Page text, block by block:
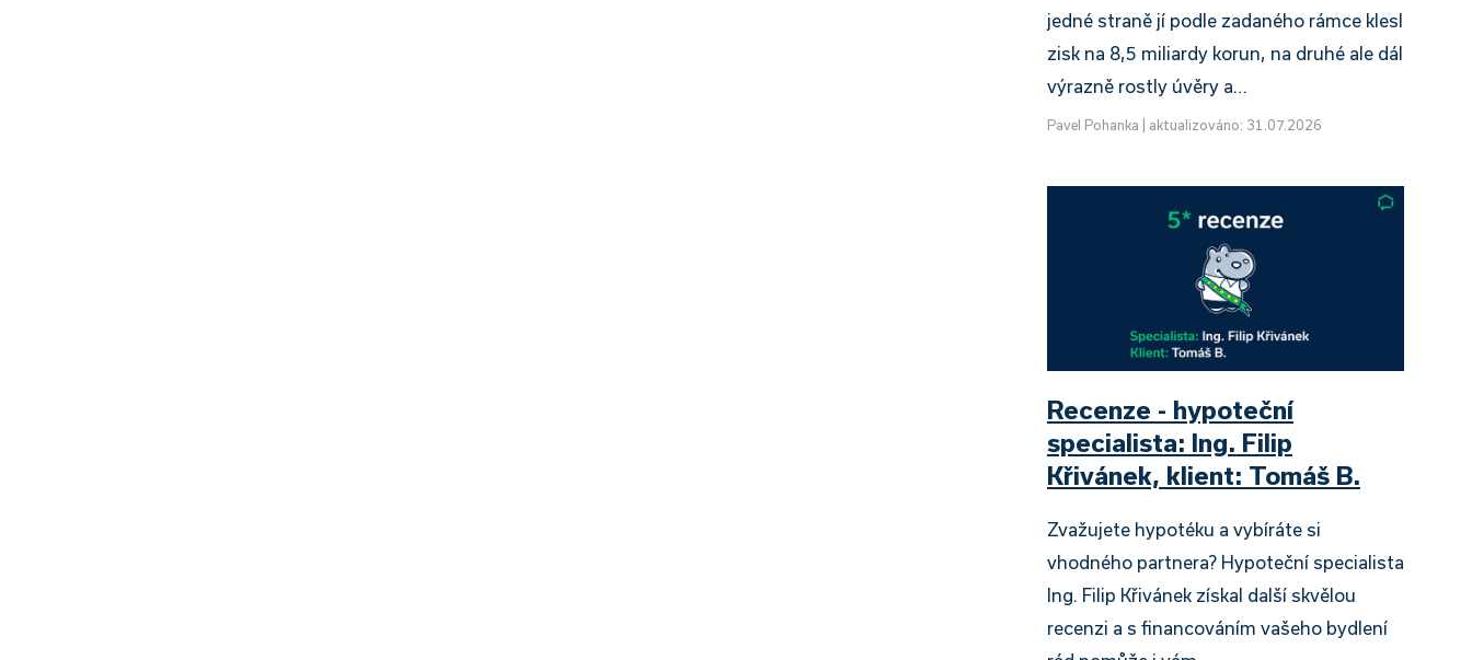
jedné straně jí podle zadaného rámce klesl
zisk na 8,5 miliardy korun, na druhé ale dál
výrazně rostly úvěry a…
Pavel Pohanka aktualizováno: 31.07.2026
Recenze - hypoteční
specialista: Ing. Filip
Křivánek, klient: Tomáš B.
Zvažujete hypotéku a vybíráte si
vhodného partnera? Hypoteční specialista
Ing. Filip Křivánek získal další skvělou
recenzi a s financováním vašeho bydlení